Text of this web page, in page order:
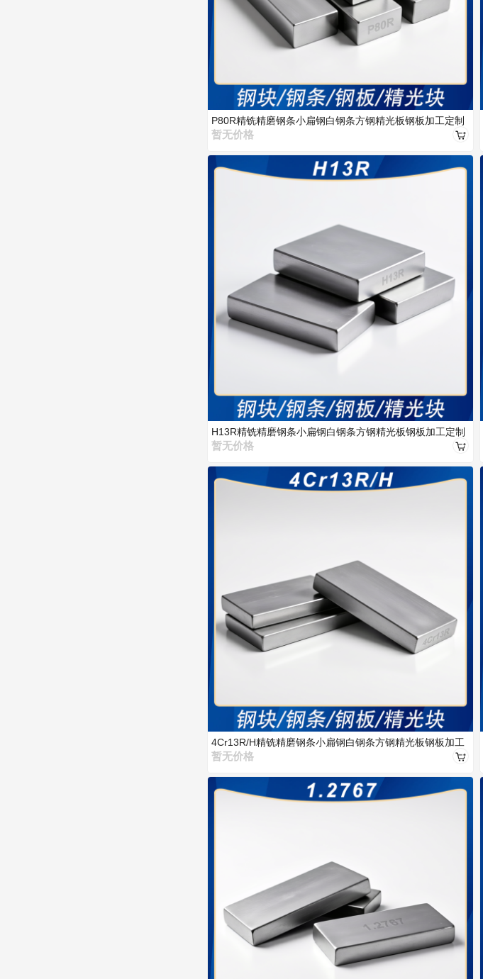
P80R精铣精磨钢条小扁钢白钢条方钢精光板钢板加工定制
暂无价格
H13R精铣精磨钢条小扁钢白钢条方钢精光板钢板加工定制
暂无价格
4Cr13R/H精铣精磨钢条小扁钢白钢条方钢精光板钢板加工
定
暂无价格